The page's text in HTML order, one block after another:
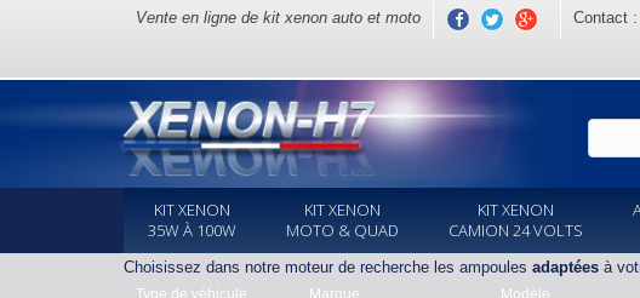
Vente en ligne de kit xenon auto et moto Contact :
KIT XENON
35W À 100W
KIT XENON
MOTO & QUAD
KIT XENON
CAMION 24 VOLTS
Choisissez dans notre moteur de recherche les ampoules adaptées à